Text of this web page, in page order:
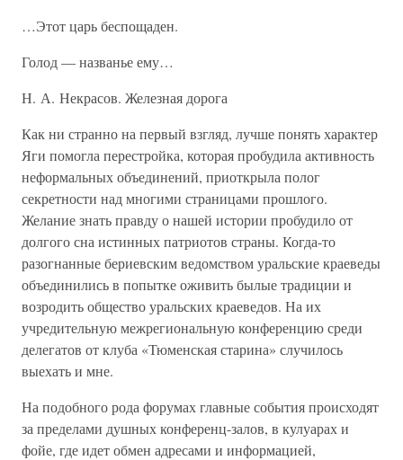
…Этот царь беспощаден.
Голод — названье ему…
Н. А. Некрасов. Железная дорога
Как ни странно на первый взгляд, лучше понять характер
Яги помогла перестройка, которая пробудила активность
неформальных объединений, приоткрыла полог
секретности над многими страницами прошлого.
Желание знать правду о нашей истории пробудило от
долгого сна истинных патриотов страны. Когда-то
разогнанные бериевским ведомством уральские краеведы
объединились в попытке оживить былые традиции и
возродить общество уральских краеведов. На их
учредительную межрегиональную конференцию среди
делегатов от клуба «Тюменская старина» случилось
выехать и мне.
На подобного рода форумах главные события происходят
за пределами душных конференц-залов, в кулуарах и
фойе, где идет обмен адресами и информацией,